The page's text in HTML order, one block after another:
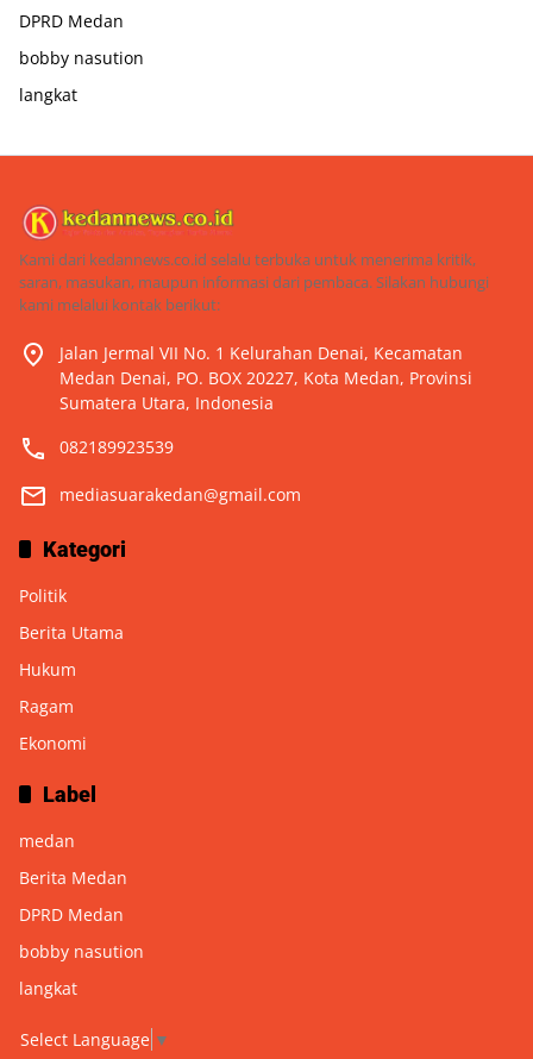
DPRD Medan
bobby nasution
langkat
Kami dari kedannews.co.id selalu terbuka untuk menerima kritik,
saran, masukan, maupun informasi dari pembaca. Silakan hubungi
kami melalui kontak berikut:
Jalan Jermal VII No. 1 Kelurahan Denai, Kecamatan
Medan Denai, PO. BOX 20227, Kota Medan, Provinsi
Sumatera Utara, Indonesia
082189923539
mediasuarakedan@gmail.com
Kategori
Politik
Berita Utama
Hukum
Ragam
Ekonomi
Label
medan
Berita Medan
DPRD Medan
bobby nasution
langkat
Select Language ▼